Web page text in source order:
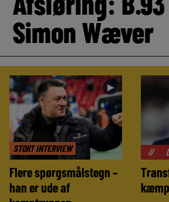
Simon Wæver
STORT INTERVIEW
►
Flere spørgsmålstegn –
han er ude af
//